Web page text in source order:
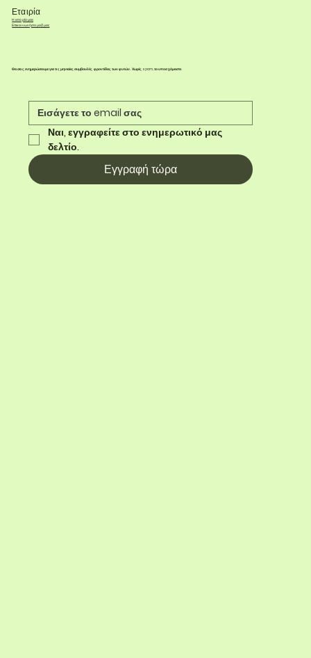
Εταιρία
Η ιστορία μας
Επικοινωνήστε μαζί μας
Θα σας ενημερώσουμε για τις μηνιαίες συμβουλές φροντίδας των φυτών. Χωρίς spam, το υποσχόμαστε.
Ναι, εγγραφείτε στο ενημερωτικό μας
δελτίο.
Εγγραφή τώρα